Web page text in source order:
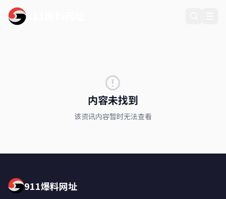
内容未找到
该资讯内容暂时无法查看
911爆料网址